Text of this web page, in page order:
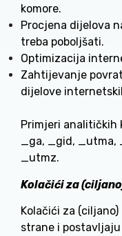
komore.
Procjena dijelova
treba poboljšati.
Optimizacija
Zahtijevanje
dijelove
Primjeri analitičkih
_ga, _gid,
_utmz.
Kolačići za
Kolačići za
strane i